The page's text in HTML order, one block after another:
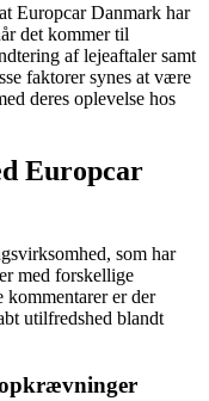
Europcar Danmark har
det kommer til
af lejeaftaler samt
faktorer synes at være
deres oplevelse hos
Europcar
som har
med forskellige
kommentarer er der
utilfredshed blandt